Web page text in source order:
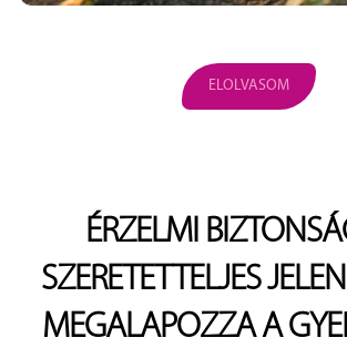
ELOLVASOM
ÉRZELMI
SZERETETTELJES
MEGALAPOZZA A